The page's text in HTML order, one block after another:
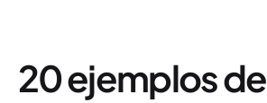
20 ejemplos de